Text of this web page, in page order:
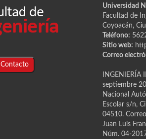
Contacto
Universidad
Facultad de
Coyoacán,
Teléfono:
Sitio web:
Correo
INGENIERÍA
septiembre
Nacional
Escolar s/n,
04510.
Juan Luis
Núm. 04-